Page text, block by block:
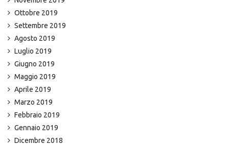
Ottobre 2019
Settembre 2019
Agosto 2019
Luglio 2019
Giugno 2019
Maggio 2019
Aprile 2019
Marzo 2019
Febbraio 2019
Gennaio 2019
Dicembre 2018